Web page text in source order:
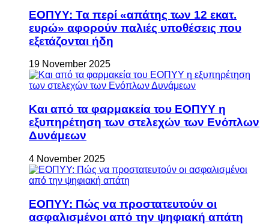
ΕΟΠΥΥ: Τα περί «απάτης των 12 εκατ.
ευρώ» αφορούν παλιές υποθέσεις που
εξετάζονται ήδη
19 November 2025
Και από τα φαρμακεία του ΕΟΠΥΥ η
εξυπηρέτηση των στελεχών των Ενόπλων
Δυνάμεων
4 November 2025
ΕΟΠΥΥ: Πώς να προστατευτούν οι
ασφαλισμένοι από την ψηφιακή απάτη